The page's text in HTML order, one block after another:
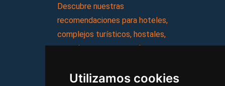
Utilizamos cookies
Descubre nuestras
recomendaciones para hoteles,
complejos turísticos, hostales,
vacaciones, paquetes de